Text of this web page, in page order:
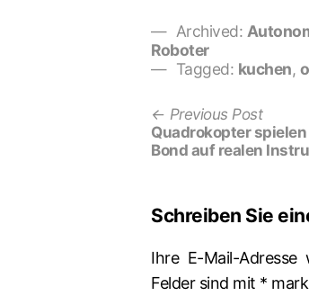
Archived:
Roboter
Tagged: kuchen,
Beitrags-
Navigation
Previous Post
post:
Quadrokopter
Bond auf realen
Schreiben Sie
Ihre E-Mail-
Felder sind mit *